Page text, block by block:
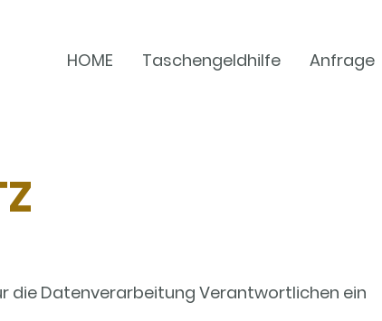
HOME Taschengeldhilfe Anfrage
die Datenverarbeitung Verantwortlichen ein